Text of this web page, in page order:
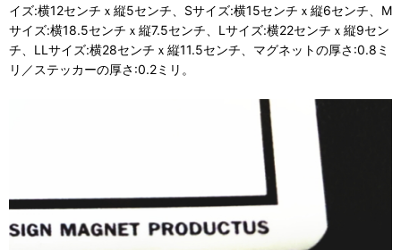
イズ:横12センチｘ縦5センチ、Sサイズ:横15センチｘ縦6センチ、M
サイズ:横18.5センチｘ縦7.5センチ、Lサイズ:横22センチｘ縦9セン
チ、LLサイズ:横28センチｘ縦11.5センチ、マグネットの厚さ:0.8ミ
リ／ステッカーの厚さ:0.2ミリ。